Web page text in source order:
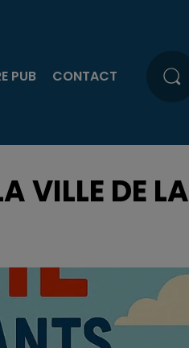
PUB CONTACT
VILLE DE LA